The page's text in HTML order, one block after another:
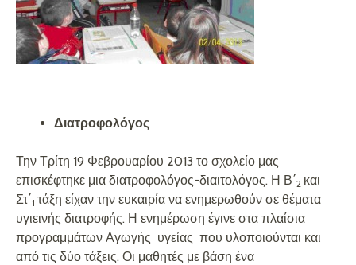
Διατροφολόγος
Την Τρίτη 19 Φεβρουαρίου 2013 το σχολείο μας
επισκέφτηκε μια διατροφολόγος-διαιτολόγος. Η Β΄2 και
Στ΄1 τάξη είχαν την ευκαιρία να ενημερωθούν σε θέματα
υγιεινής διατροφής. Η ενημέρωση έγινε στα πλαίσια
προγραμμάτων Αγωγής υγείας που υλοποιούνται και
από τις δύο τάξεις. Οι μαθητές με βάση ένα